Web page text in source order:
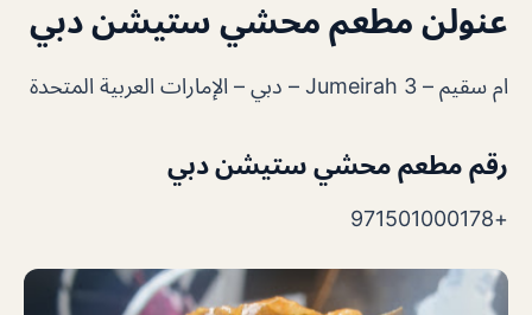
عنولن مطعم محشي ستيشن دبي
ام سقيم – Jumeirah 3 – دبي – الإمارات العربية المتحدة
رقم مطعم محشي ستيشن دبي
+971501000178